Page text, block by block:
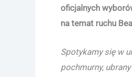
oficjalnych
na temat ruchu
Spotykamy się w
pochmurny,